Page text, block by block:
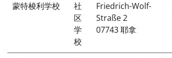
蒙特梭利学校
社
区
学
校
Friedrich-Wolf-
Straße 2
07743 耶拿